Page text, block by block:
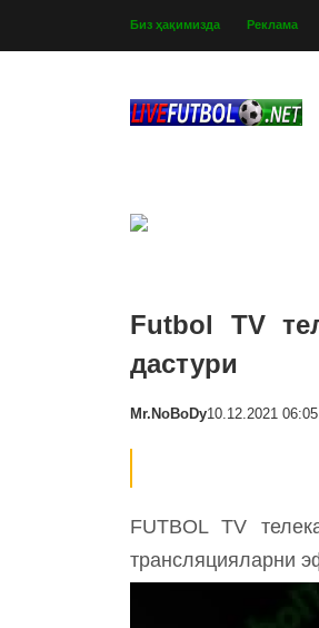
Биз ҳақимизда Реклама
Futbol TV
дастури
Mr.NoBoDy10.12.2021 06:05
FUTBOL TV
трансляцияларни